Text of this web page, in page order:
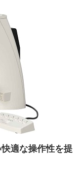
適な操作性を提